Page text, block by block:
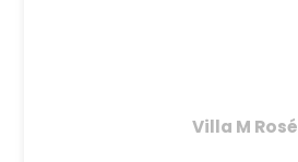
Villa M Rosé